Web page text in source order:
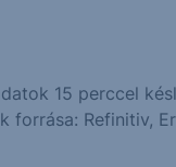
15 perccel
forrása: Refinitiv,